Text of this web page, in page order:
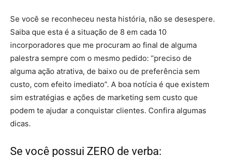
Se você se reconheceu nesta história, não se desespere.
Saiba que esta é a situação de 8 em cada 10
incorporadores que me procuram ao final de alguma
palestra sempre com o mesmo pedido: “preciso de
alguma ação atrativa, de baixo ou de preferência sem
custo, com efeito imediato”. A boa notícia é que existem
sim estratégias e ações de marketing sem custo que
podem te ajudar a conquistar clientes. Confira algumas
dicas.
Se você possui ZERO de verba: